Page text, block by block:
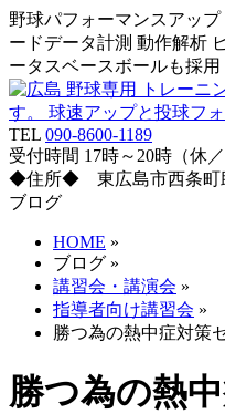
野球パフォーマンスアッ
ードデータ計測 動作解析
ータスベースボールも採
TEL 090-8600-1189
受付時間 17時～20時（休
◆住所◆ 東広島市西条町
ブログ
HOME »
ブログ »
講習会・講演会 »
指導者向け講習会 »
勝つ為の熱中症対策
勝つ為の熱